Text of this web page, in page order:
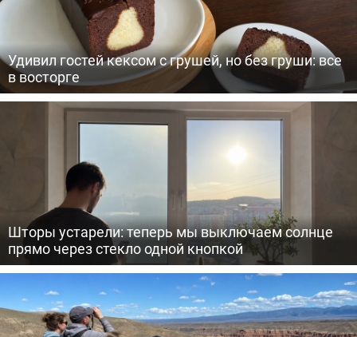
Удивил гостей кексом с грушей, но без груши: все
в восторге
Шторы устарели: теперь мы выключаем солнце
прямо через стекло одной кнопкой